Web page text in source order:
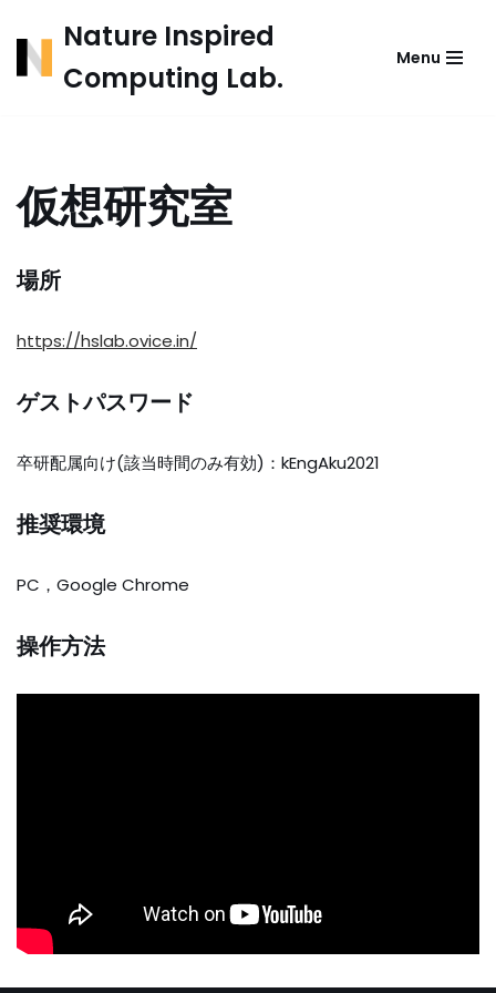
コ
へ
ス
ッ
プ
Nature Inspired
Computing Lab.
Menu
仮想研究室
場所
https://hslab.ovice.in/
ゲストパスワード
卒研配属向け(該当時間のみ有効)：kEngAku2021
推奨環境
PC，Google Chrome
操作方法